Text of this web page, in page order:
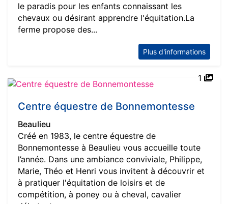
le paradis pour les enfants connaissant les
chevaux ou désirant apprendre l'équitation.La
ferme propose des...
Plus d'informations
1
Centre équestre de Bonnemontesse
Beaulieu
Créé en 1983, le centre équestre de
Bonnemontesse à Beaulieu vous accueille toute
l’année. Dans une ambiance conviviale, Philippe,
Marie, Théo et Henri vous invitent à découvrir et
à pratiquer l'équitation de loisirs et de
compétition, à poney ou à cheval, cavalier